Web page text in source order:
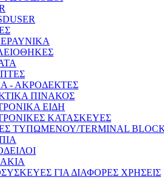
- ΑΚΡΟΔΕΚΤΕΣ
ΠΙΝΑΚΟΣ
ΕΙΔΗ
ΚΑΤΑΣΚΕΥΕΣ
ΤΥΠΩΜΕΝΟΥ/TERMINAL
ΓΙΑ ΔΙΑΦΟΡΕΣ ΧΡΗΣΕΙΣ